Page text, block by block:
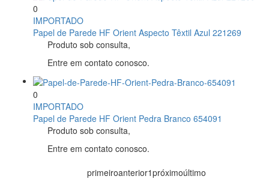
0
IMPORTADO
Papel de Parede HF Orient Aspecto Têxtil Azul 221269
Produto sob consulta,
Entre em contato conosco.
0
IMPORTADO
Papel de Parede HF Orient Pedra Branco 654091
Produto sob consulta,
Entre em contato conosco.
primeiroanterior1próximoúltimo